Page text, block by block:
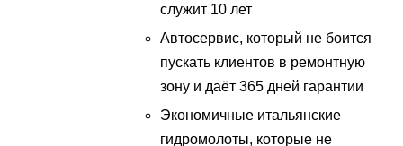
служит 10 лет
Автосервис, который не боится
пускать клиентов в ремонтную
зону и даёт 365 дней гарантии
Экономичные итальянские
гидромолоты, которые не